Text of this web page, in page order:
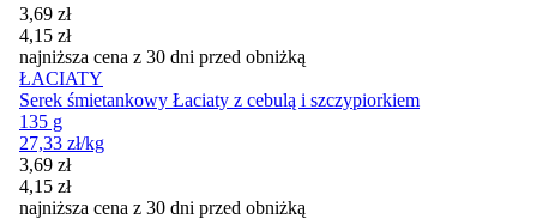
Cena promocyjna
3,69 zł
4,15 zł
najniższa cena z 30 dni przed obniżką
ŁACIATY
Serek śmietankowy Łaciaty z cebulą i szczypiorkiem
135 g
27,33 zł/kg
Cena promocyjna
3,69 zł
4,15 zł
najniższa cena z 30 dni przed obniżką